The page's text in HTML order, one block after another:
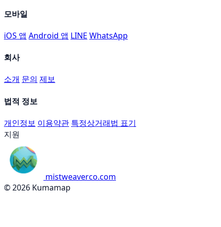
모바일
iOS 앱 Android 앱 LINE WhatsApp
회사
소개 문의 제보
법적 정보
개인정보 이용약관 특정상거래법 표기
지원
mistweaverco.com
© 2026 Kumamap